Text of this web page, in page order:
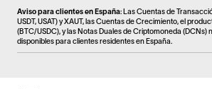
Aviso para clientes en España: Las Cuentas de
USDT, USAT) y XAUT, las Cuentas de Crecimiento, el
(BTC/USDC), y las Notas Duales de Criptomoneda (DCNs)
disponibles para clientes residentes en España.